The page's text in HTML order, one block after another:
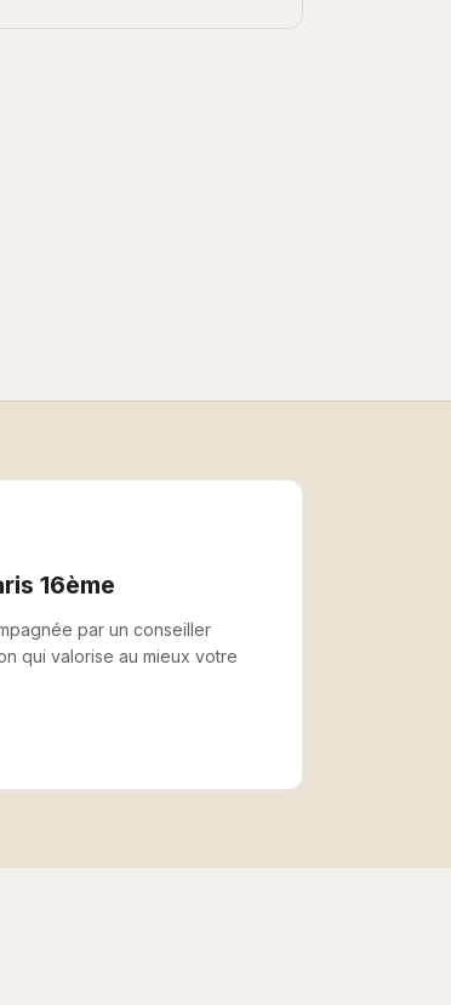
16ème
par un conseiller
qui valorise au mieux votre